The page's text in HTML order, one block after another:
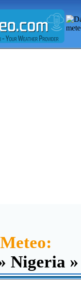
Nigeria